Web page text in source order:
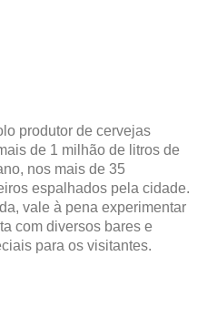
produtor de cervejas
de 1 milhão de litros de
nos mais de 35
espalhados pela cidade.
vale à pena experimentar
com diversos bares e
para os visitantes.